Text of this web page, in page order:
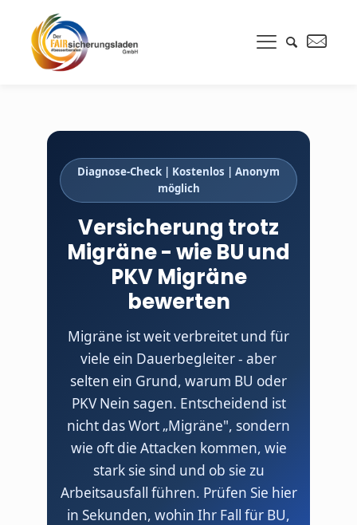
Diagnose-Check | Kostenlos | Anonym
möglich
Versicherung trotz
Migräne - wie BU und
PKV Migräne
bewerten
Migräne ist weit verbreitet und für
viele ein Dauerbegleiter - aber
selten ein Grund, warum BU oder
PKV Nein sagen. Entscheidend ist
nicht das Wort „Migräne", sondern
wie oft die Attacken kommen, wie
stark sie sind und ob sie zu
Arbeitsausfall führen. Prüfen Sie hier
in Sekunden, wohin Ihr Fall für BU,